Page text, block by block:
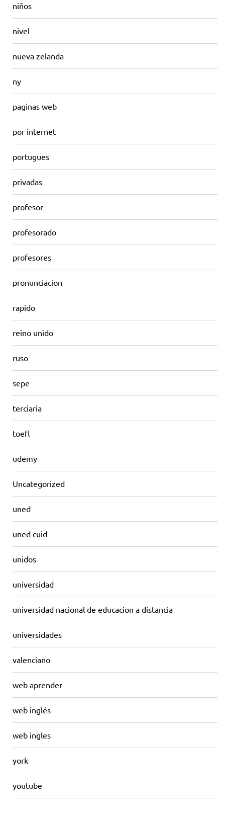
niños
nivel
nueva zelanda
ny
paginas web
por internet
portugues
privadas
profesor
profesorado
profesores
pronunciacion
rapido
reino unido
ruso
sepe
terciaria
toefl
udemy
Uncategorized
uned
uned cuid
unidos
universidad
universidad nacional de educacion a distancia
universidades
valenciano
web aprender
web inglés
web ingles
york
youtube